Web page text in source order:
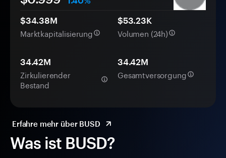
Was ist BUSD?
$34.38M
Marktkapitalisierung
$53.23K
Volumen (24h)
34.42M
Zirkulierender
Bestand
34.42M
Gesamtversorgung
Erfahre mehr über BUSD